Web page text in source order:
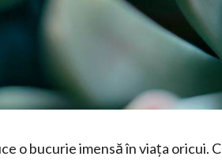
o bucurie imensă în viața oricui.